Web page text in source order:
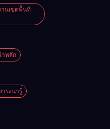
านเขตพื้นที่
หลัก
าระน่ารู้